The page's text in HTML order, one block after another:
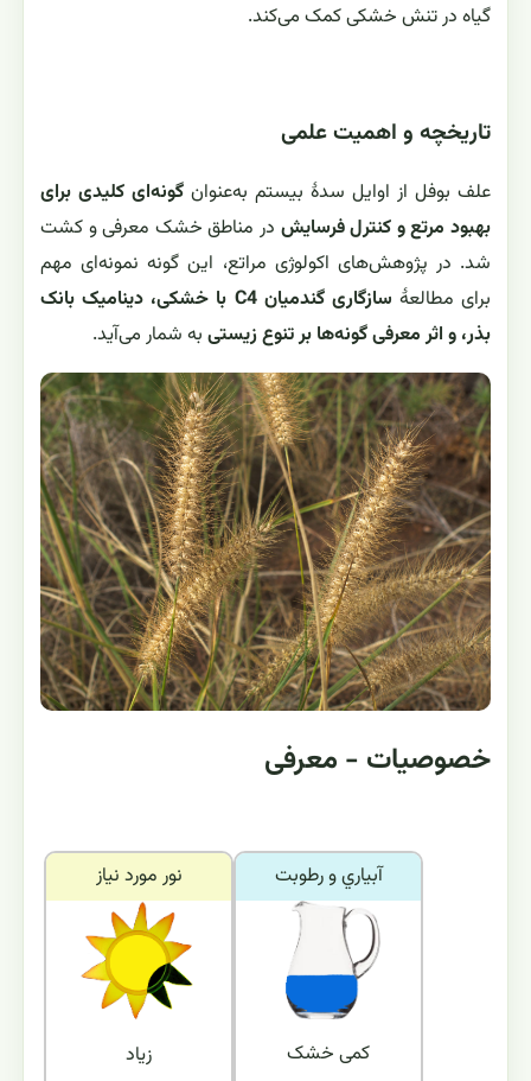
گیاه در تنش خشکی کمک می‌کند.
تاریخچه و اهمیت علمی
علف بوفل از اوایل سدهٔ بیستم به‌عنوان گونه‌ای کلیدی برای
بهبود مرتع و کنترل فرسایش در مناطق خشک معرفی و کشت
شد. در پژوهش‌های اکولوژی مراتع، این گونه نمونه‌ای مهم
برای مطالعهٔ
سازگاری گندمیان C4 با خشکی، دینامیک بانک
بذر، و اثر معرفی گونه‌ها بر تنوع زیستیبه شمار می‌آید.
خصوصیات - معرفی
نور مورد نياز
زیاد
آبياري و رطوبت
کمی خشک